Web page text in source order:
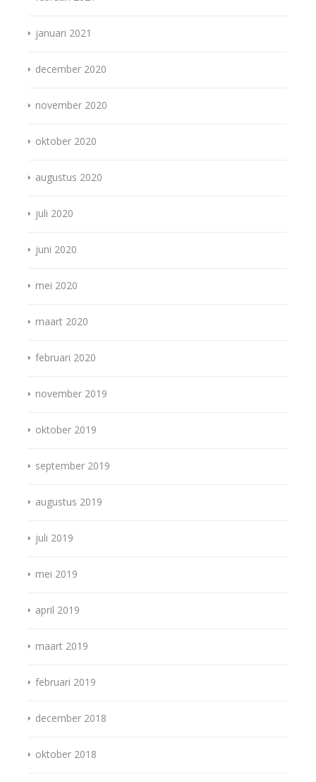
januari 2021
december 2020
november 2020
oktober 2020
augustus 2020
juli 2020
juni 2020
mei 2020
maart 2020
februari 2020
november 2019
oktober 2019
september 2019
augustus 2019
juli 2019
mei 2019
april 2019
maart 2019
februari 2019
december 2018
oktober 2018